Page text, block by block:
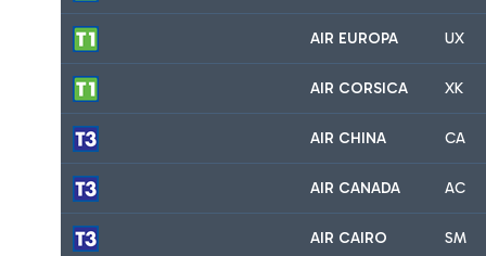
AIR EUROPA UX
AIR CORSICA XK
AIR CHINA CA
AIR CANADA AC
AIR CAIRO SM